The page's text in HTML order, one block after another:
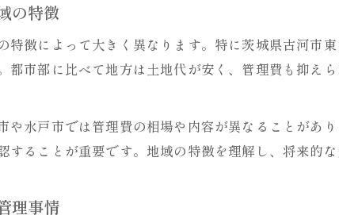
の特徴
特徴によって大きく異なります。特に茨城県古河市
都市部に比べて地方は土地代が安く、管理費も抑え
や水戸市では管理費の相場や内容が異なることがあ
することが重要です。地域の特徴を理解し、将来的
理事情